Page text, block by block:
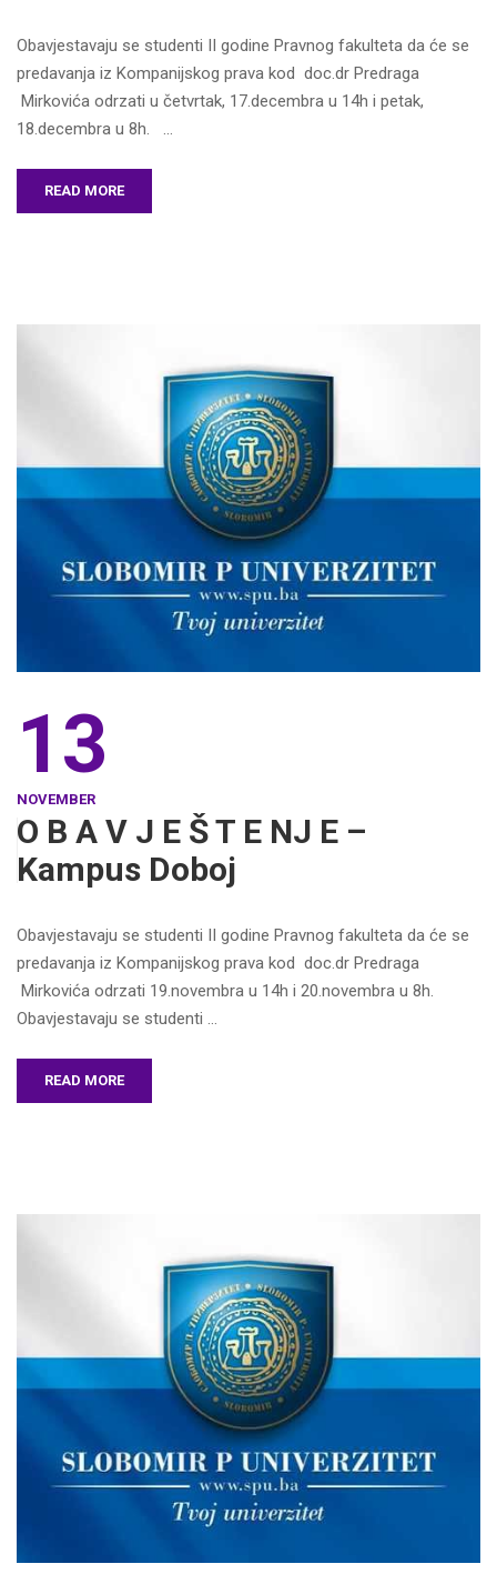
Obavjestavaju se studenti II godine Pravnog fakulteta da će se
predavanja iz Kompanijskog prava kod doc.dr Predraga
Mirkovića odrzati u četvrtak, 17.decembra u 14h i petak,
18.decembra u 8h. …
READ MORE
13
NOVEMBER
O B A V J E Š T E NJ E –
Kampus Doboj
Obavjestavaju se studenti II godine Pravnog fakulteta da će se
predavanja iz Kompanijskog prava kod doc.dr Predraga
Mirkovića odrzati 19.novembra u 14h i 20.novembra u 8h.
Obavjestavaju se studenti …
READ MORE